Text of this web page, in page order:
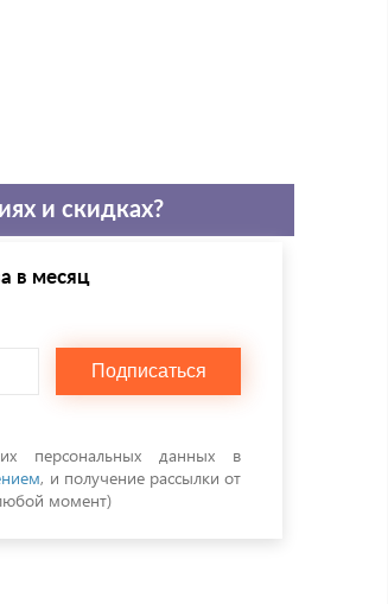
и скидках?
в месяц
Подписаться
персональных данных в
, и получение рассылки от
момент)